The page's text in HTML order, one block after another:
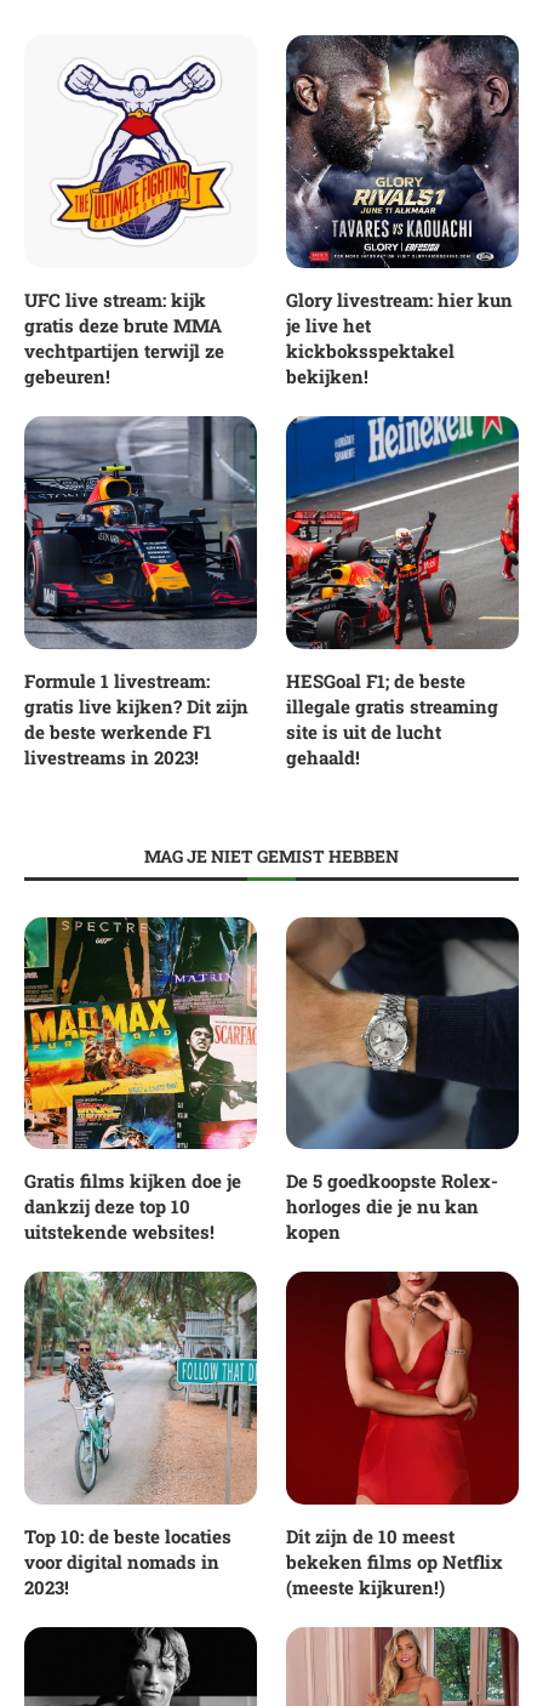
UFC live stream: kijk
gratis deze brute MMA
vechtpartijen terwijl ze
gebeuren!
Glory livestream: hier kun
je live het
kickboksspektakel
bekijken!
Formule 1 livestream:
gratis live kijken? Dit zijn
de beste werkende F1
livestreams in 2023!
HESGoal F1; de beste
illegale gratis streaming
site is uit de lucht
gehaald!
MAG JE NIET GEMIST HEBBEN
Gratis films kijken doe je
dankzij deze top 10
uitstekende websites!
De 5 goedkoopste Rolex-
horloges die je nu kan
kopen
Top 10: de beste locaties
voor digital nomads in
2023!
Dit zijn de 10 meest
bekeken films op Netflix
(meeste kijkuren!)